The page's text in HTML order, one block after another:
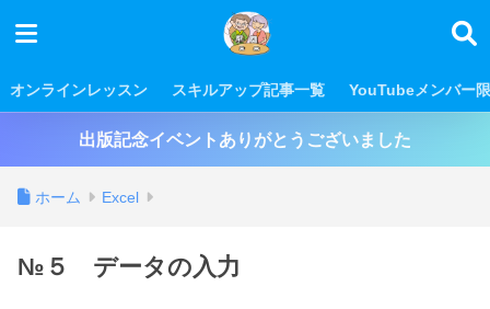
オンラインレッスン スキルアップ記事一覧 YouTubeメンバー
出版記念イベントありがとうございました
ホーム Excel
№５ データの入力